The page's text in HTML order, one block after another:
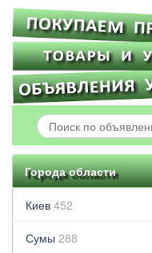
Города области
Киев 452
Сумы 288